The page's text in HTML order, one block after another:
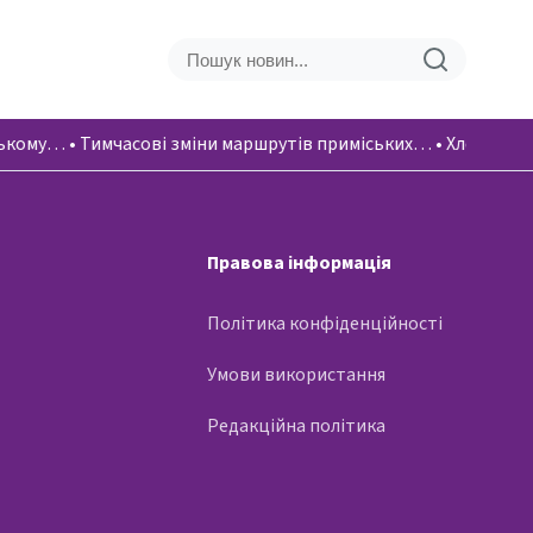
•Тимчасові зміни маршрутів приміських…•Хлопці
Правова інформація
Політика конфіденційності
Умови використання
Редакційна політика